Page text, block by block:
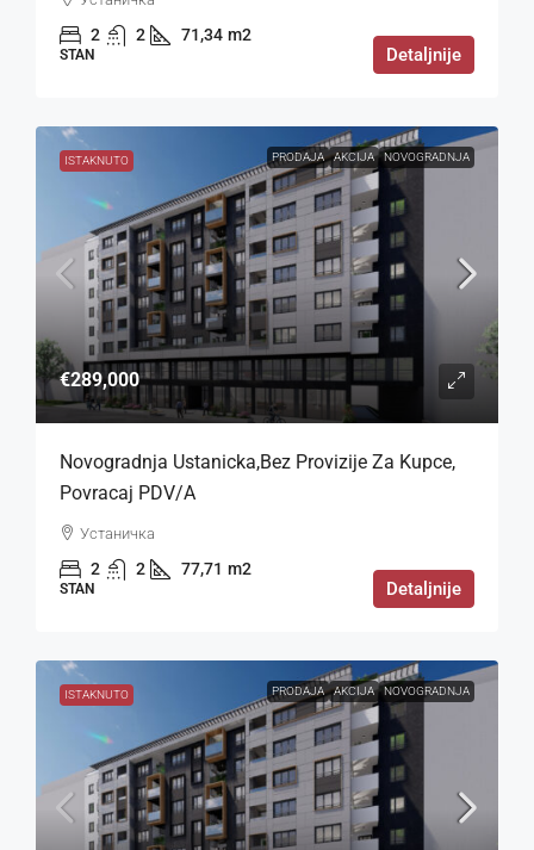
2 2 71,34 m2
STAN Detaljnije
ISTAKNUTO PRODAJA AKCIJA NOVOGRADNJA
€289,000
Novogradnja Ustanicka,bez Provizije Za Kupce,
Povracaj PDV/a
Устаничка
2 2 77,71 m2
STAN Detaljnije
ISTAKNUTO PRODAJA AKCIJA NOVOGRADNJA